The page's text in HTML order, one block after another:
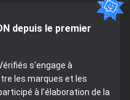
depuis le premier
s'engage à
les marques et les
à l'élaboration de la